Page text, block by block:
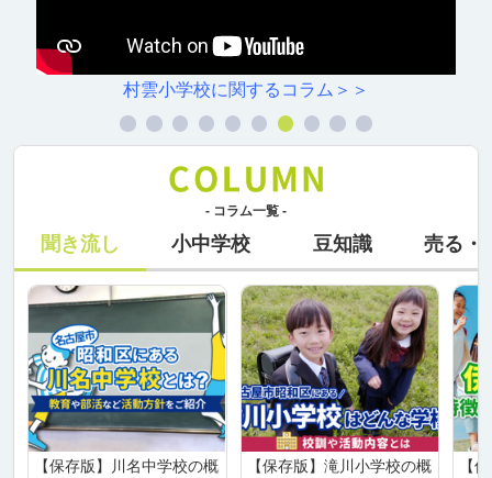
村雲小学校に関するコラム＞＞
- コラム一覧 -
聞き流し 小中学校 豆知識 売る・
【保存版】川名中学校の概
【保存版】滝川小学校の概
【